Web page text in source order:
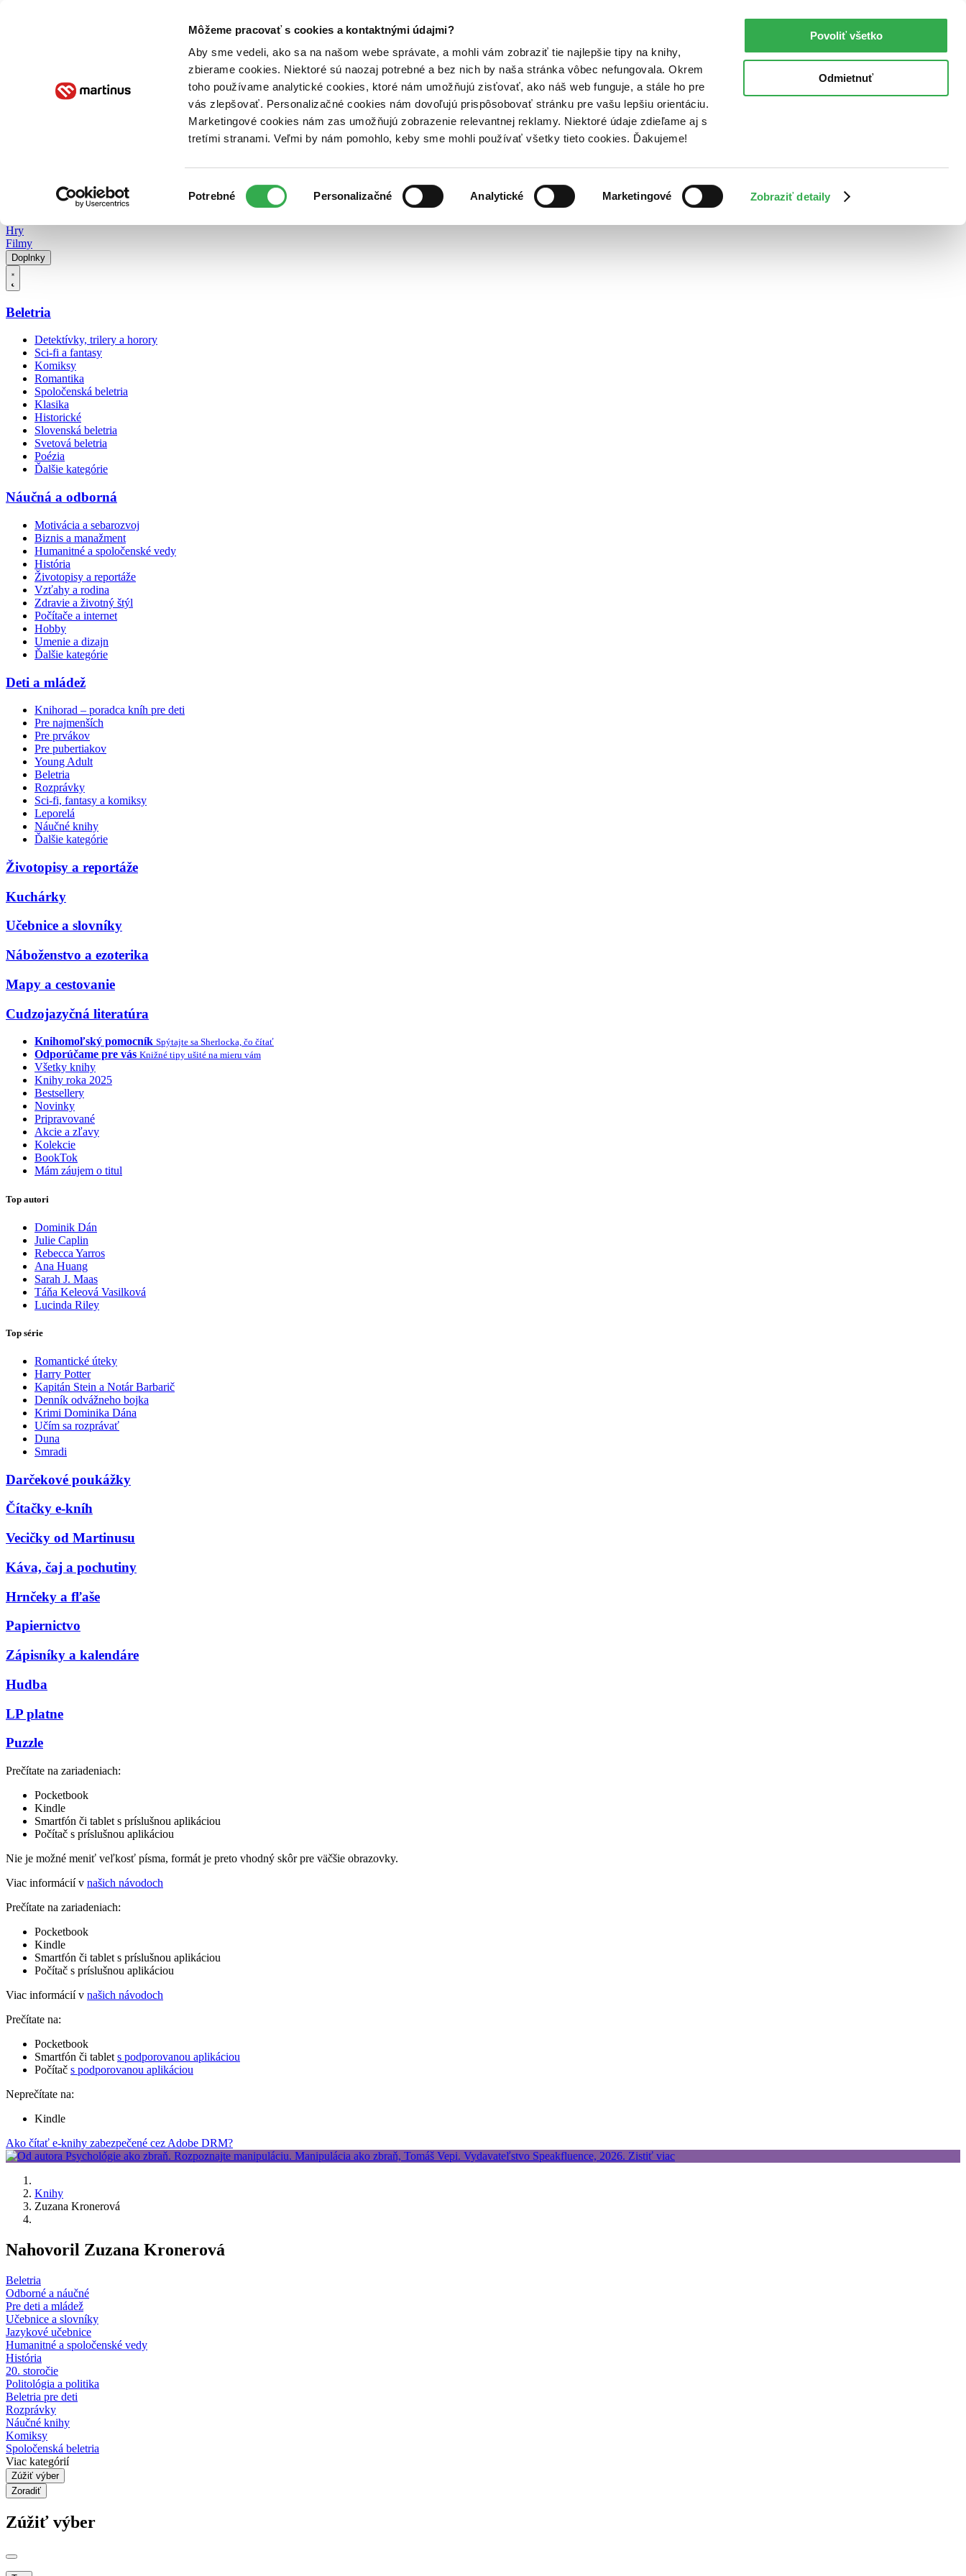
Môžeme pracovať s cookies a kontaktnými údajmi?
Aby sme vedeli, ako sa na našom webe správate, a mohli vám zobraziť tie najlepšie tipy na knihy,
zbierame cookies. Niektoré sú naozaj potrebné a bez nich by naša stránka vôbec nefungovala. Okrem
toho používame analytické cookies, ktoré nám umožňujú zisťovať, ako náš web funguje, a stále ho pre
vás zlepšovať. Personalizačné cookies nám dovoľujú prispôsobovať stránku pre vašu lepšiu orientáciu.
Marketingové cookies nám zas umožňujú zobrazenie relevantnej reklamy. Niektoré údaje zdieľame aj s
tretími stranami. Veľmi by nám pomohlo, keby sme mohli používať všetky tieto cookies. Ďakujeme!
súhlasu
Potrebné Personalizačné Analytické Marketingové Zobraziť detaily
Povoliť všetko
Odmietnuť
Poukážky Kontakt
Hry
Filmy
Doplnky
Beletria
Detektívky, trilery a horory
Sci-fi a fantasy
Komiksy
Romantika
Spoločenská beletria
Klasika
Historické
Slovenská beletria
Svetová beletria
Poézia
Ďalšie kategórie
Náučná a odborná
Motivácia a sebarozvoj
Biznis a manažment
Humanitné a spoločenské vedy
História
Životopisy a reportáže
Vzťahy a rodina
Zdravie a životný štýl
Počítače a internet
Hobby
Umenie a dizajn
Ďalšie kategórie
Deti a mládež
Knihorad – poradca kníh pre deti
Pre najmenších
Pre prvákov
Pre pubertiakov
Young Adult
Beletria
Rozprávky
Sci-fi, fantasy a komiksy
Leporelá
Náučné knihy
Ďalšie kategórie
Životopisy a reportáže
Kuchárky
Učebnice a slovníky
Náboženstvo a ezoterika
Mapy a cestovanie
Cudzojazyčná literatúra
Knihomoľský pomocník Spýtajte sa Sherlocka, čo čítať
Odporúčame pre vás Knižné tipy ušité na mieru vám
Všetky knihy
Knihy roka 2025
Bestsellery
Novinky
Pripravované
Akcie a zľavy
Kolekcie
BookTok
Mám záujem o titul
Top autori
Dominik Dán
Julie Caplin
Rebecca Yarros
Ana Huang
Sarah J. Maas
Táňa Keleová Vasilková
Lucinda Riley
Top série
Romantické úteky
Harry Potter
Kapitán Stein a Notár Barbarič
Denník odvážneho bojka
Krimi Dominika Dána
Učím sa rozprávať
Duna
Smradi
Darčekové poukážky
Čítačky e-kníh
Vecičky od Martinusu
Káva, čaj a pochutiny
Hrnčeky a fľaše
Papiernictvo
Zápisníky a kalendáre
Hudba
LP platne
Puzzle
Prečítate na zariadeniach:
Pocketbook
Kindle
Smartfón či tablet s príslušnou aplikáciou
Počítač s príslušnou aplikáciou
Nie je možné meniť veľkosť písma, formát je preto vhodný skôr pre väčšie obrazovky.
Viac informácií v našich návodoch
Prečítate na zariadeniach:
Pocketbook
Kindle
Smartfón či tablet s príslušnou aplikáciou
Počítač s príslušnou aplikáciou
Viac informácií v našich návodoch
Prečítate na:
Pocketbook
Smartfón či tablet s podporovanou aplikáciou
Počítač s podporovanou aplikáciou
Neprečítate na:
Kindle
Ako čítať e-knihy zabezpečené cez Adobe DRM?
Knihy
Zuzana Kronerová
Nahovoril Zuzana Kronerová
Beletria
Odborné a náučné
Pre deti a mládež
Učebnice a slovníky
Jazykové učebnice
Humanitné a spoločenské vedy
História
20. storočie
Politológia a politika
Beletria pre deti
Rozprávky
Náučné knihy
Komiksy
Spoločenská beletria
Viac kategórií
Zúžiť výber
Zoradiť
Zúžiť výber